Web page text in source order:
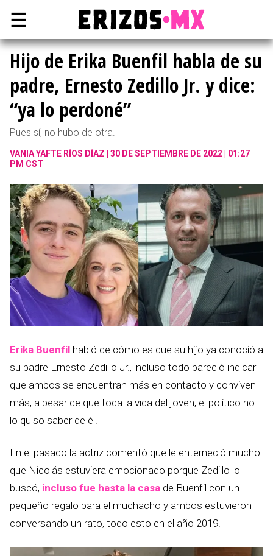
☰
Hijo de Erika Buenfil habla de su
padre, Ernesto Zedillo Jr. y dice:
“ya lo perdoné”
Pues sí, no hubo de otra.
VANIA YAFTE RÍOS DÍAZ
30 DE SEPTIEMBRE DE 2022 | 01:27
PM CST
Erika Buenfil habló de cómo es que su hijo ya conoció a
su padre Ernesto Zedillo Jr., incluso todo pareció indicar
que ambos se encuentran más en contacto y conviven
más, a pesar de que toda la vida del joven, el político no
lo quiso saber de él.
En el pasado la actriz comentó que le enterneció mucho
que Nicolás estuviera emocionado porque Zedillo lo
buscó, incluso fue hasta la casa de Buenfil con un
pequeño regalo para el muchacho y ambos estuvieron
conversando un rato, todo esto en el año 2019.